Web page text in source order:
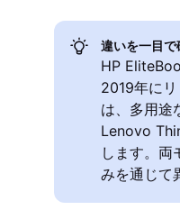
違いを一目で
HP
2019年に
は、多用途
Lenovo
します。
みを通じて